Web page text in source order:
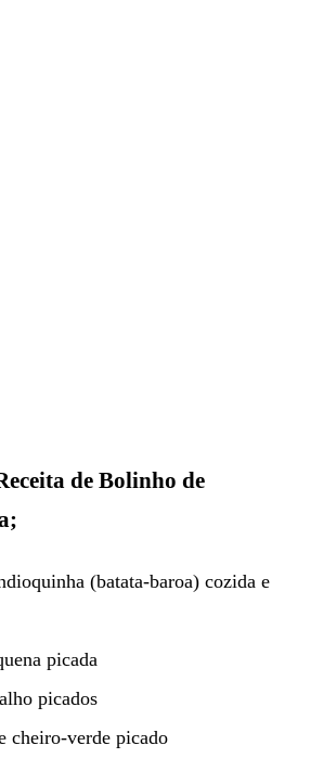
de Bolinho de
(batata-baroa) cozida e
picada
picados
cheiro-verde picado